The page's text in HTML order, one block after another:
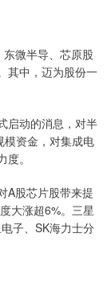
微半导、芯原股
其中，迈为股份一
动的消息，对半
模资金，对集成电
。
股芯片股带来提
大涨超6%。三星
子、SK海力士分